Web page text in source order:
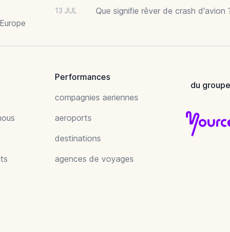
13 JUL Que signifie rêver de crash d'avion
Performances
compagnies aeriennes
aeroports
destinations
agences de voyages
du groupe